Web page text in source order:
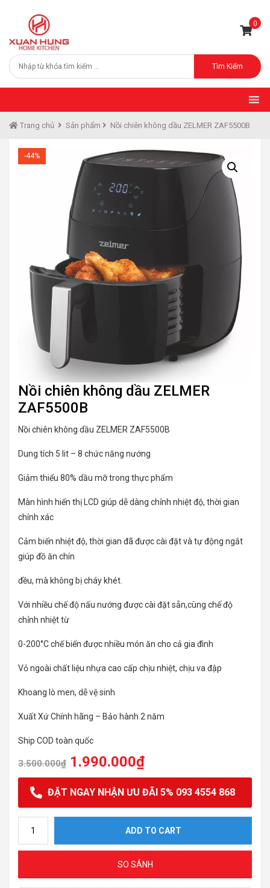
0
Tìm Kiếm
Trang chủ Sản phẩm Nồi chiên không dầu ZELMER ZAF5500B
-44%
Nồi chiên không dầu ZELMER
ZAF5500B
Nồi chiên không dầu ZELMER ZAF5500B
Dung tích 5 lit – 8 chức năng nướng
Giảm thiểu 80% dầu mỡ trong thực phẩm
Màn hình hiển thị LCD giúp dễ dàng chỉnh nhiệt độ, thời gian
chính xác
Cảm biến nhiệt độ, thời gian đã được cài đặt và tự động ngắt
giúp đồ ăn chín
đều, mà không bị cháy khét.
Với nhiều chế độ nấu nướng được cài đặt sẵn,cùng chế độ
chỉnh nhiệt từ
0-200°C chế biến được nhiều món ăn cho cả gia đình
Vỏ ngoài chất liệu nhựa cao cấp chịu nhiệt, chịu va đập
Khoang lò men, dễ vệ sinh
Xuất Xứ Chính hãng – Bảo hành 2 năm
Ship COD toàn quốc
3.500.000₫ 1.990.000₫
ĐẶT NGAY NHẬN ƯU ĐÃI 5% 093 4554 868
ADD TO CART
SO SÁNH